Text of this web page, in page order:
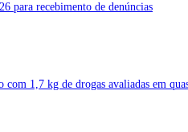
para recebimento de denúncias
1,7 kg de drogas avaliadas em